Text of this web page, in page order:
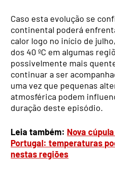
Caso esta evolução se
continental poderá
calor logo no início de
dos 40 ºC em algumas
possivelmente mais
continuar a ser
uma vez que pequenas
atmosférica podem
duração deste episódio.
Leia também: Nova
Portugal: temperaturas
nestas regiões